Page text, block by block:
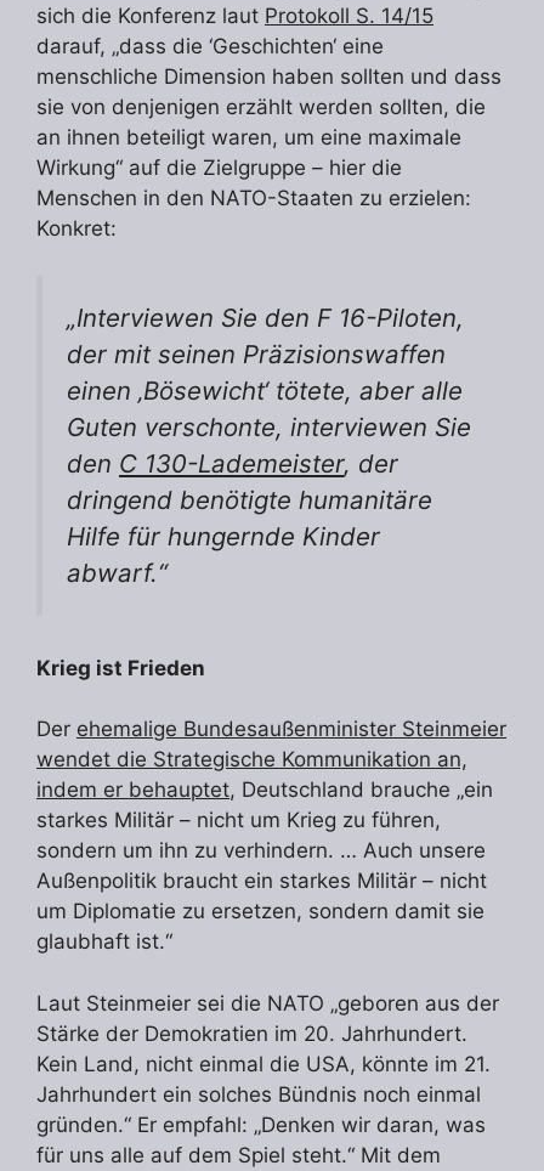
sich die Konferenz laut Protokoll S. 14/15
darauf, „dass die ‘Geschichten‘ eine
menschliche Dimension haben sollten und dass
sie von denjenigen erzählt werden sollten, die
an ihnen beteiligt waren, um eine maximale
Wirkung“ auf die Zielgruppe – hier die
Menschen in den NATO-Staaten zu erzielen:
Konkret:
„Interviewen Sie den F 16-Piloten,
der mit seinen Präzisionswaffen
einen ‚Bösewicht‘ tötete, aber alle
Guten verschonte, interviewen Sie
den C 130-Lademeister, der
dringend benötigte humanitäre
Hilfe für hungernde Kinder
abwarf.“
Krieg ist Frieden
Der ehemalige Bundesaußenminister Steinmeier
wendet die Strategische Kommunikation an,
indem er behauptet, Deutschland brauche „ein
starkes Militär – nicht um Krieg zu führen,
sondern um ihn zu verhindern. … Auch unsere
Außenpolitik braucht ein starkes Militär – nicht
um Diplomatie zu ersetzen, sondern damit sie
glaubhaft ist.“
Laut Steinmeier sei die NATO „geboren aus der
Stärke der Demokratien im 20. Jahrhundert.
Kein Land, nicht einmal die USA, könnte im 21.
Jahrhundert ein solches Bündnis noch einmal
gründen.“ Er empfahl: „Denken wir daran, was
für uns alle auf dem Spiel steht.“ Mit dem